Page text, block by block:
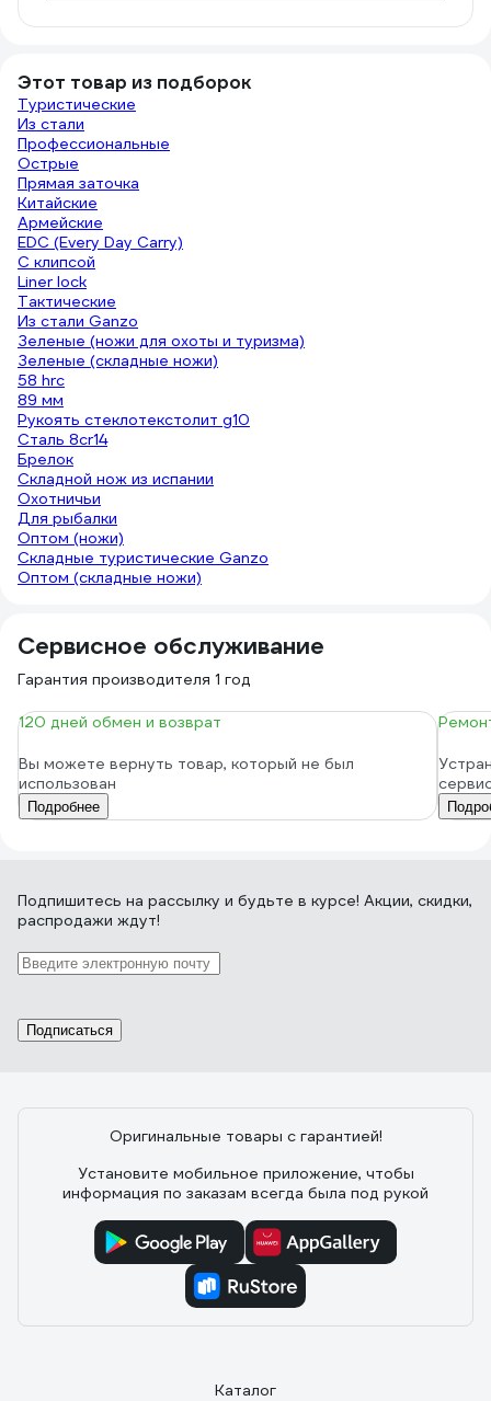
Этот товар из подборок
Туристические
Из стали
Профессиональные
Острые
Прямая заточка
Китайские
Армейские
EDC (Every Day Carry)
C клипсой
Liner lock
Тактические
Из стали Ganzo
Зеленые (ножи для охоты и туризма)
Зеленые (складные ножи)
58 hrc
89 мм
Рукоять стеклотекстолит g10
Сталь 8cr14
Брелок
Складной нож из испании
Охотничьи
Для рыбалки
Оптом (ножи)
Складные туристические Ganzo
Оптом (складные ножи)
Сервисное обслуживание
Гарантия производителя 1 год
120 дней обмен и возврат
Вы можете вернуть товар, который не был
использован
Подробнее
Подпишитесь на рассылку и будьте в курсе! Акции, скидки,
распродажи ждут!
Подписаться
Оригинальные товары с гарантией!
Установите мобильное приложение, чтобы
информация по заказам всегда была под рукой
Каталог